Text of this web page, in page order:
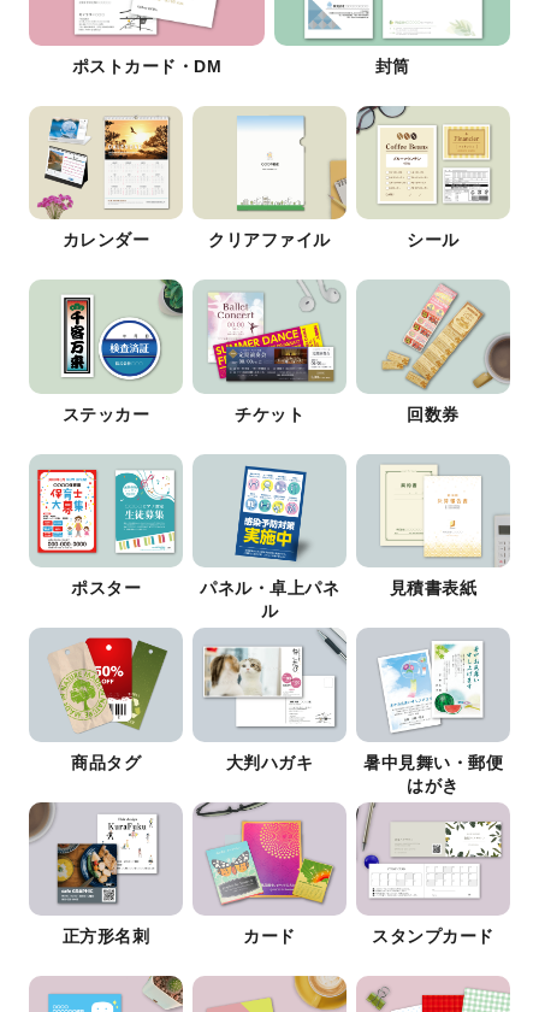
ポストカード・DM 封筒
カレンダー クリアファイル シール
ステッカー チケット 回数券
ポスター
パネル・卓上パネ
ル
見積書表紙
商品タグ 大判ハガキ
暑中見舞い・郵便
はがき
正方形名刺 カード スタンプカード